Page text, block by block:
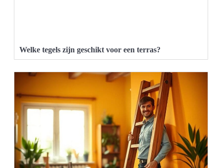
Welke tegels zijn geschikt voor een terras?